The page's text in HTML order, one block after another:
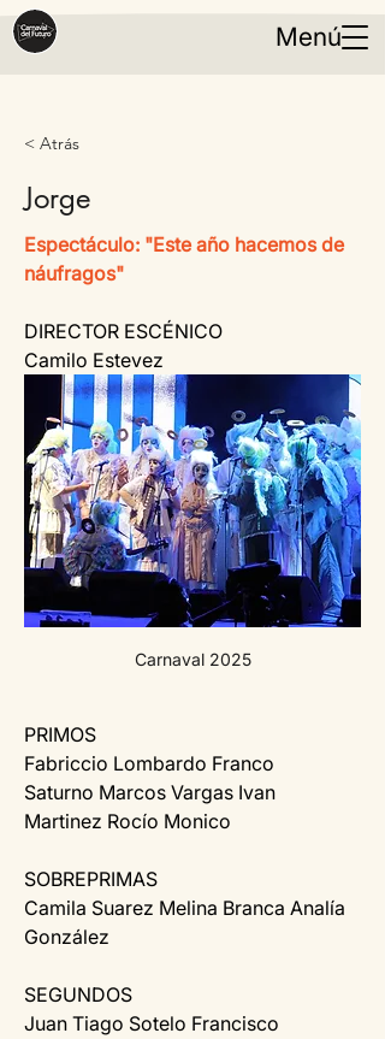
Menú
< Atrás
Jorge
Espectáculo: "Este año hacemos de
náufragos"
DIRECTOR ESCÉNICO
Camilo Estevez
Carnaval 2025
PRIMOS
Fabriccio Lombardo Franco
Saturno Marcos Vargas Ivan
Martinez Rocío Monico
SOBREPRIMAS
Camila Suarez Melina Branca Analía
González
SEGUNDOS
Juan Tiago Sotelo Francisco